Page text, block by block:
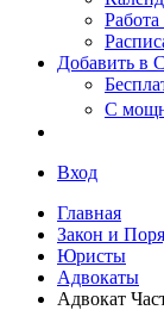
Добавить в
С
Вход
Главная
Закон и
Юристы
Адвокаты
Адвокат